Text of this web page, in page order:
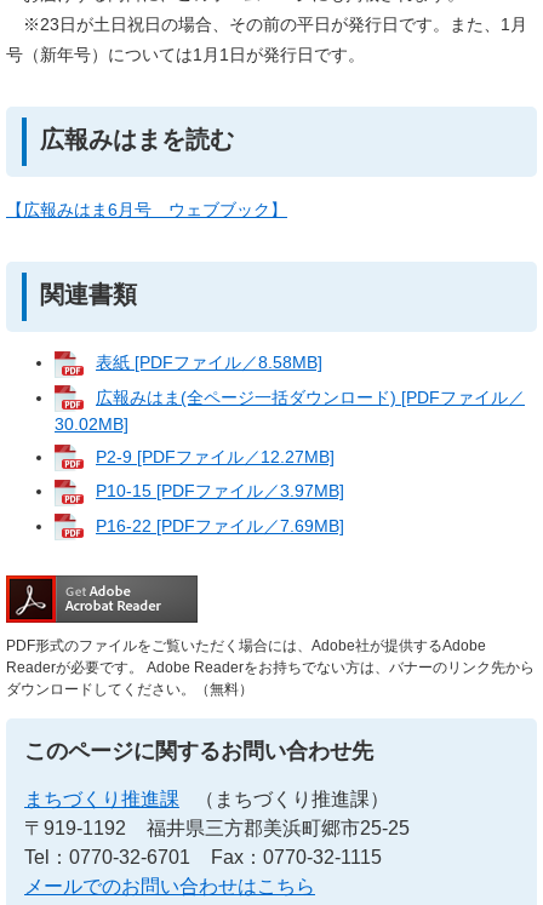
※23日が土日祝日の場合、その前の平日が発行日です。また、1月
号（新年号）については1月1日が発行日です。
広報みはまを読む
【広報みはま6月号 ウェブブック】
関連書類
表紙 [PDFファイル／8.58MB]
広報みはま(全ページ一括ダウンロード) [PDFファイル／
30.02MB]
P2-9 [PDFファイル／12.27MB]
P10-15 [PDFファイル／3.97MB]
P16-22 [PDFファイル／7.69MB]
PDF形式のファイルをご覧いただく場合には、Adobe社が提供するAdobe
Readerが必要です。
Adobe Readerをお持ちでない方は、バナーのリンク先から
ダウンロードしてください。（無料）
このページに関するお問い合わせ先
まちづくり推進課
（まちづくり推進課）
〒919-1192
福井県三方郡美浜町郷市25-25
Tel：0770-32-6701
Fax：0770-32-1115
メールでのお問い合わせはこちら